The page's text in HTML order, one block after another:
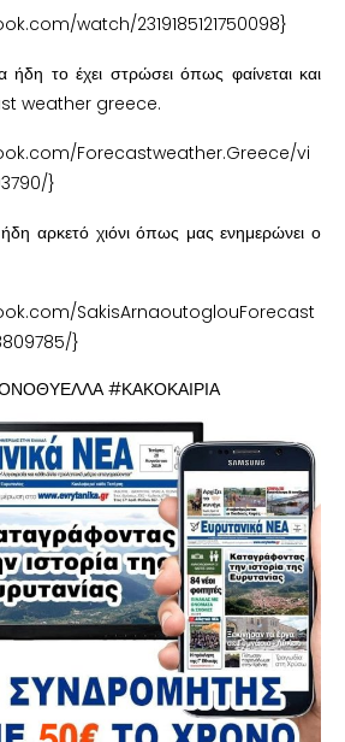
watch/2319185121750098}
το έχει στρώσει όπως φαίνεται και
weather greece.
Forecastweather.Greece/vi
}
αρκετό χιόνι όπως μας ενημερώνει ο
SakisArnaoutoglouForecast
}
#ΚΑΚΟΚΑΙΡΙΑ